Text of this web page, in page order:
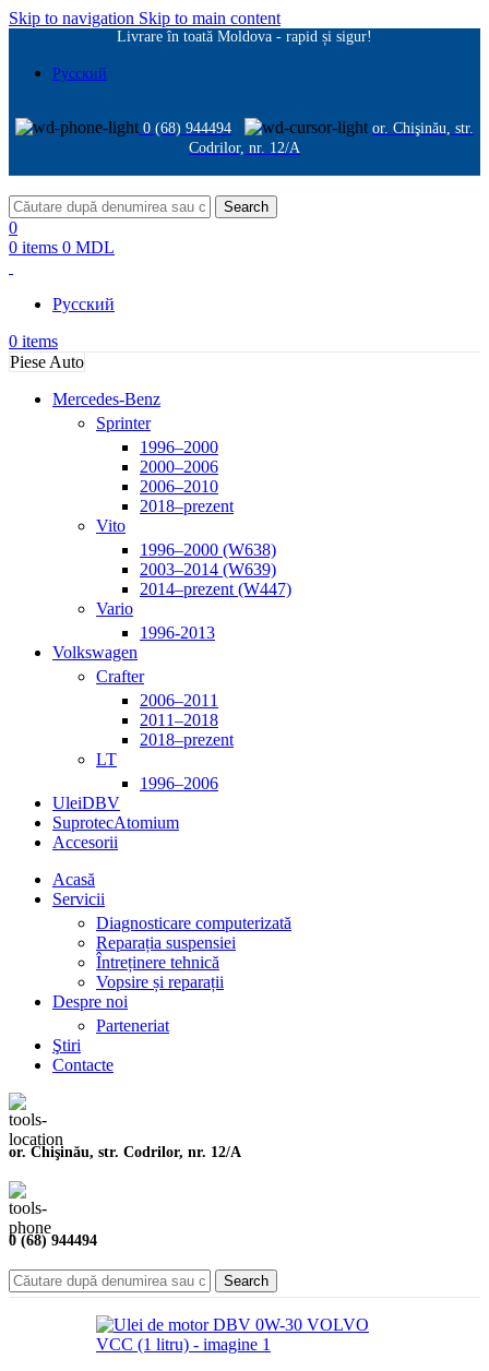
Skip to navigation Skip to main content
Livrare în toată Moldova - rapid și sigur!
Русский
0 (68) 944494
or. Chişinău, str.
Codrilor, nr. 12/A
Search
0
0 items 0 MDL
Русский
0 items
Piese Auto
Mercedes-Benz
Sprinter
1996–2000
2000–2006
2006–2010
2018–prezent
Vito
1996–2000 (W638)
2003–2014 (W639)
2014–prezent (W447)
Vario
1996-2013
Volkswagen
Crafter
2006–2011
2011–2018
2018–prezent
LT
1996–2006
UleiDBV
SuprotecAtomium
Accesorii
Acasă
Servicii
Diagnosticare computerizată
Reparația suspensiei
Întreținere tehnică
Vopsire și reparații
Despre noi
Parteneriat
Ştiri
Contacte
or. Chişinău, str. Codrilor, nr. 12/A
0 (68) 944494
Search